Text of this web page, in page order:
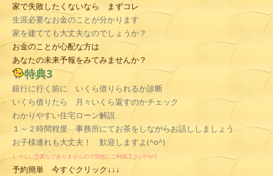
家で失敗したくないなら まずコレ
生涯必要なお金のことが分かります
家を建てても大丈夫なのでしょうか？
お金のことが心配な方は
あなたの未来予報をみてみませんか？
特典3
銀行に行く前に いくら借りられるか診断
いくら借りたら 月々いくら返すのかチェック
わかりやすい住宅ローン解説
１～２時間程度 事務所にてお茶をしながらお話ししましょう
お子様連れも大丈夫！ 歓迎しますよ(^o^)
しつこい営業などありませんので気軽にご利用下さい(^o^)
予約簡単 今すぐクリック↓↓↓